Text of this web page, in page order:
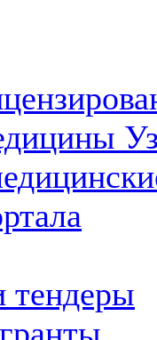
тендеры